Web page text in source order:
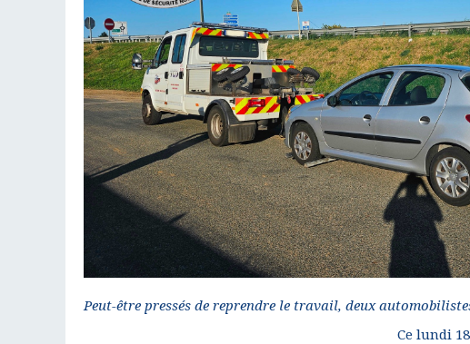
Peut-être pressés de reprendre le travail, deux
Ce lundi